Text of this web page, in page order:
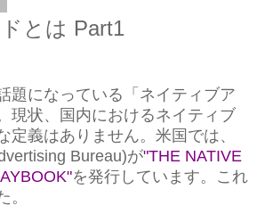
とは Part1
題になっている「ネイティブア
現状、国内におけるネイティブ
定義はありません。米国では、
Bureau)が"THE NATIVE
を発行しています。これ
。